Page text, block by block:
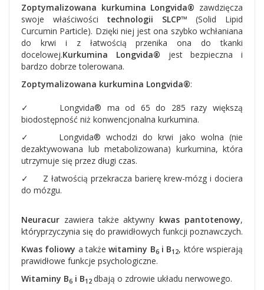
Zoptymalizowana kurkumina Longvida® zawdzięcza
swoje właściwości technologii SLCP™ (Solid Lipid
Curcumin Particle). Dzięki niej jest ona szybko wchłaniana
do krwi i z łatwością przenika ona dotkanki
docelowej.Kurkumina Longvida® jest bezpieczna i
bardzo dobrze tolerowana.
Zoptymalizowana kurkumina Longvida®:
✓ Longvida® ma od 65 do 285 razy większą
biodostępność niż konwencjonalna kurkumina.
✓ Longvida® wchodzi do krwi jako wolna (nie
dezaktywowana lub metabolizowana) kurkumina, która
utrzymuje się przez długi czas.
✓ Z łatwością przekracza barierę krew-mózg i dociera
do mózgu.
Neuracur zawiera także aktywny kwas pantotenowy,
któryprzyczynia się do prawidłowych funkcji poznawczych.
Kwas foliowy a takżewitaminy B6i B12, które wspierają
prawidłowe funkcje psychologiczne.
Witaminy B6 i B12 dbają o zdrowie układu nerwowego.